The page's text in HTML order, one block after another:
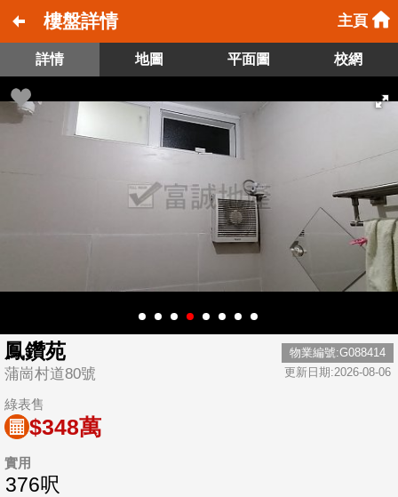
樓盤詳情 主頁
詳情 地圖 平面圖 校網
鳳鑽苑
蒲崗村道80號
物業編號:G088414
更新日期:2026-08-06
綠表售
$348萬
實用
376呎